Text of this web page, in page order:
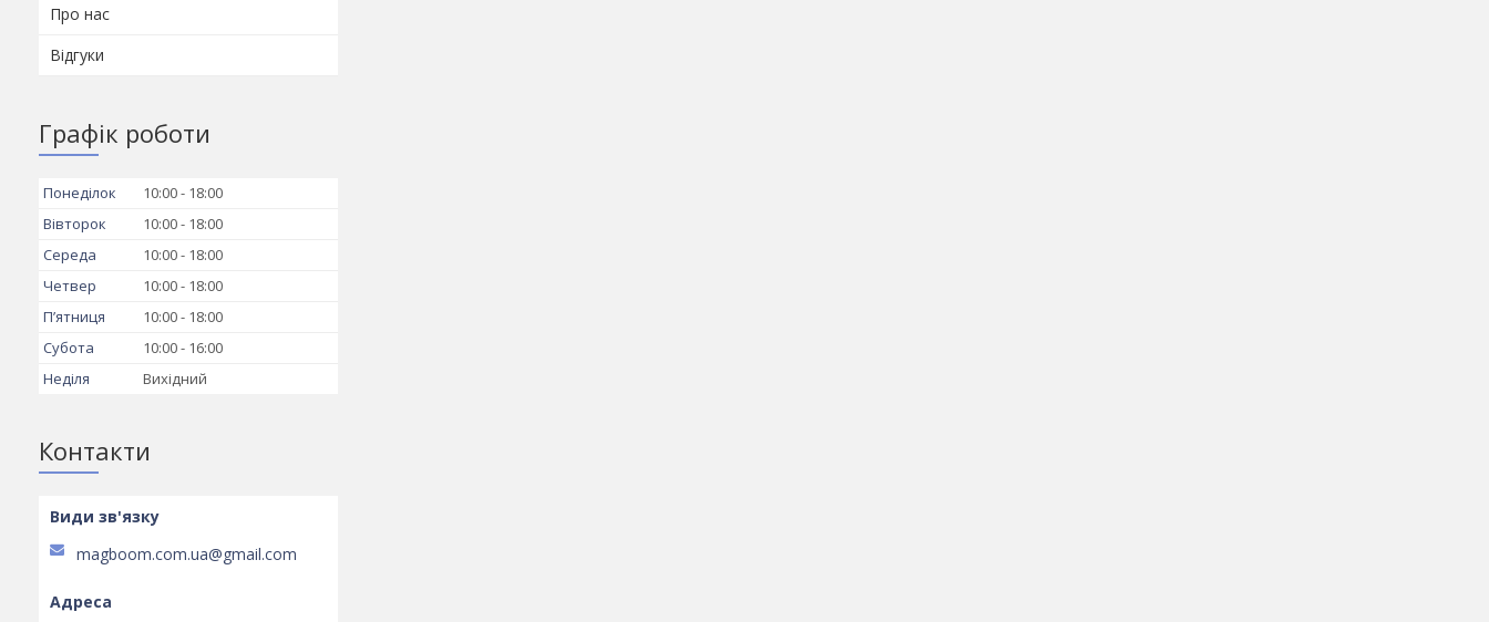
Про нас
Відгуки
Графік роботи
Понеділок 10:00
18:00
Вівторок
10:00
18:00
Середа
10:00
18:00
Четвер
10:00
18:00
Пʼятниця
10:00
18:00
Субота
10:00
16:00
Неділя
Вихідний
Контакти
magboom.com.ua@gmail.com